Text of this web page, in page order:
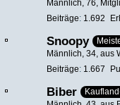
Männlich 76
Beiträge 1.692
Snoopy
Männlich 34 aus
Beiträge 1.667
Biber